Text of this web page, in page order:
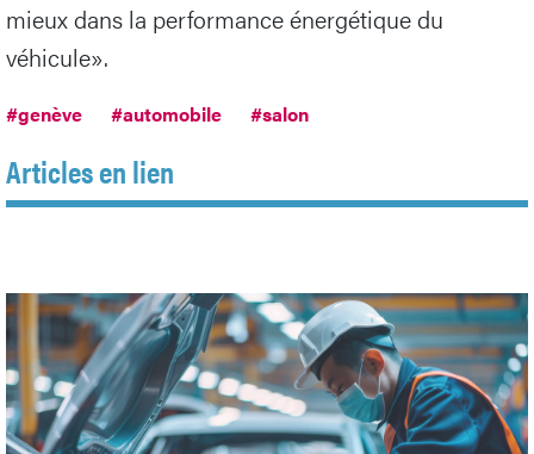
mieux dans la performance énergétique du
véhicule».
#genève #automobile #salon
Articles en lien